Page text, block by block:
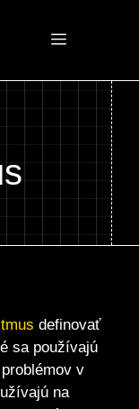
Menu
definovať
sa používajú
v
na